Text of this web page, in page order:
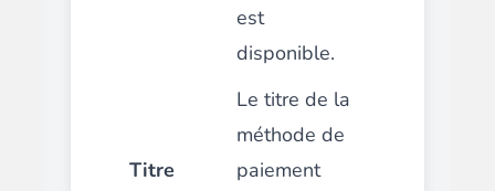
est
disponible.
Titre
Le titre de la
méthode de
paiement